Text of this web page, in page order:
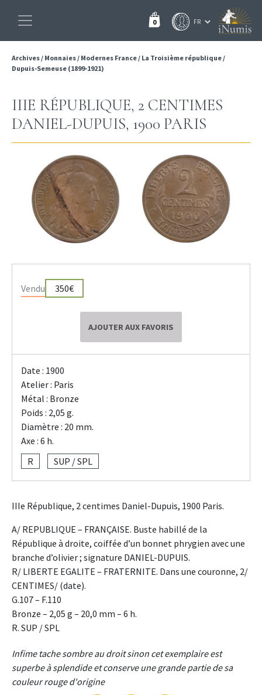
0
Archives/ Monnaies/ Modernes France/ La Troisième république/
Dupuis-Semeuse (1899-1921)
IIIE RÉPUBLIQUE, 2 CENTIMES
DANIEL-DUPUIS, 1900 PARIS
Vendu 350€
AJOUTER AUX FAVORIS
Date : 1900
Atelier : Paris
Métal : Bronze
Poids : 2,05 g.
Diamètre : 20 mm.
Axe : 6 h.
R
SUP / SPL
IIIe République, 2 centimes Daniel-Dupuis, 1900 Paris.
A/ REPUBLIQUE – FRANÇAISE. Buste habillé de la
République à droite, coiffée d’un bonnet phrygien avec une
branche d’olivier ; signature DANIEL-DUPUIS.
R/ LIBERTE EGALITE – FRATERNITE. Dans une couronne, 2/
CENTIMES/ (date).
G.107 – F.110
Bronze – 2,05 g – 20,0 mm – 6 h.
R. SUP / SPL
Infime tache sombre au droit sinon cet exemplaire est
superbe à splendide et conserve une grande partie de sa
couleur rouge d'origine